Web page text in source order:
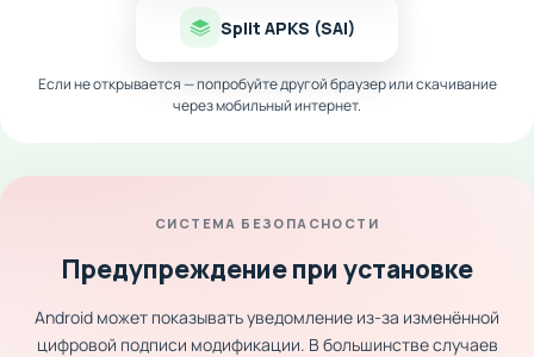
Split APKS (SAI)
Если не открывается — попробуйте другой браузер или скачивание
через мобильный интернет.
СИСТЕМА БЕЗОПАСНОСТИ
Предупреждение при установке
Android может показывать уведомление из-за изменённой
цифровой подписи модификации. В большинстве случаев